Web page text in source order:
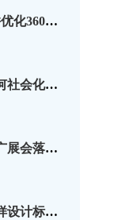
完美设置并优化360搜索广告组和广告系列
360搜索如何社会化营销以及搜索营销
360搜索推广展会落地页怎么做？一套思路供参考
360推广这样设计标题，资深优化师都说好！